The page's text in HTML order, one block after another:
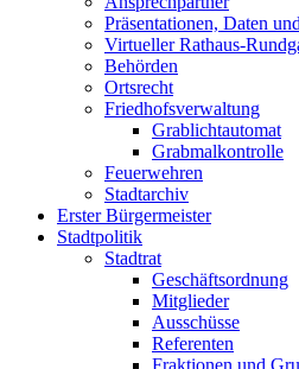
Präsentationen, Daten
Virtueller Rathaus-
Behörden
Ortsrecht
Friedhofsverwaltung
Grablichtautomat
Grabmalkontrolle
Feuerwehren
Stadtarchiv
Erster Bürgermeister
Stadtpolitik
Stadtrat
Geschäftsordnung
Mitglieder
Ausschüsse
Referenten
Fraktionen und